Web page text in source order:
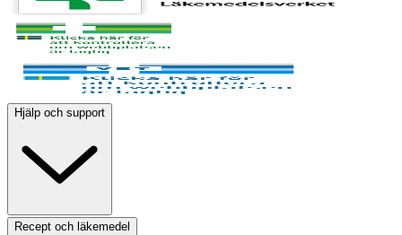
Hjälp och support
Recept och läkemedel